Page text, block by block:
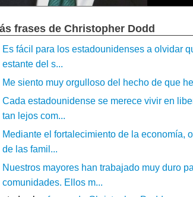
frases de Christopher Dodd
Es fácil para los estadounidenses a olvidar
estante del s...
Me siento muy orgulloso del hecho de que
Cada estadounidense se merece vivir en
tan lejos com...
Mediante el fortalecimiento de la economía,
de las famil...
Nuestros mayores han trabajado muy duro
comunidades. Ellos m...